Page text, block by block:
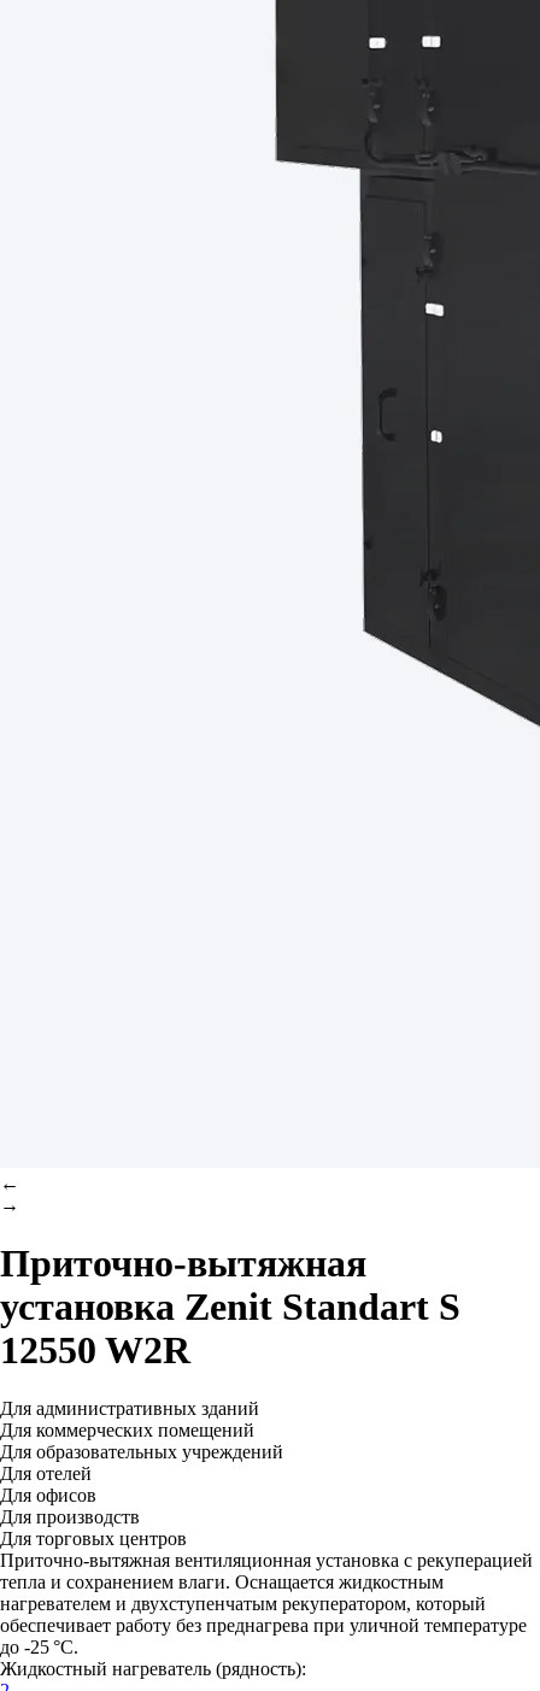
←
→
Приточно-вытяжная
установка Zenit Standart S
12550 W2R
Для административных зданий
Для коммерческих помещений
Для образовательных учреждений
Для отелей
Для офисов
Для производств
Для торговых центров
Приточно-вытяжная вентиляционная установка с рекуперацией
тепла и сохранением влаги. Оснащается жидкостным
нагревателем и двухступенчатым рекуператором, который
обеспечивает работу без преднагрева при уличной температуре
до -25 °C.
Жидкостный нагреватель (рядность):